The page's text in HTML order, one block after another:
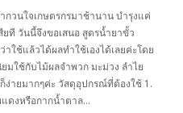
วนใจเกษตรกรมาช้านาน บำรุงแค่
ที วันนี้จึงขอเสนอ สูตรน้ำยาขั้ว
ใช้แล้วได้ผลทำใช้เองได้เลยค่ะโดย
ใช้กับไม้ผลจำพวก มะม่วง ลำไย
ง่ายมากๆค่ะ วัสดุอุปกรณ์ที่ต้องใช้ 1.
ดงหรือกากน้ำตาล…